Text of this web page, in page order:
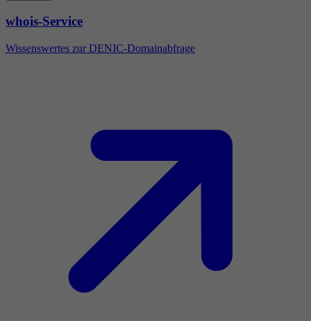
whois-Service
Wissenswertes zur DENIC-Domainabfrage